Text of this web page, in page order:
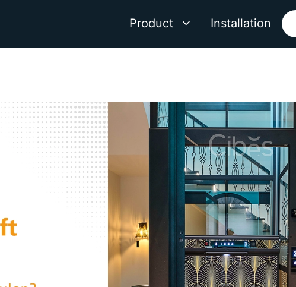
Product Installation